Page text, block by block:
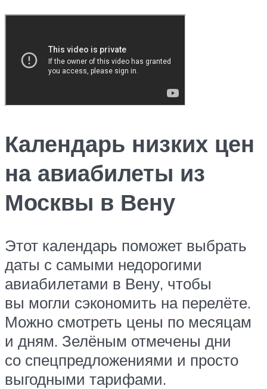
Календарь низких цен
на авиабилеты из
Москвы в Вену
Этот календарь поможет выбрать
даты с самыми недорогими
авиабилетами в Вену, чтобы
вы могли сэкономить на перелёте.
Можно смотреть цены по месяцам
и дням. Зелёным отмечены дни
со спецпредложениями и просто
выгодными тарифами.